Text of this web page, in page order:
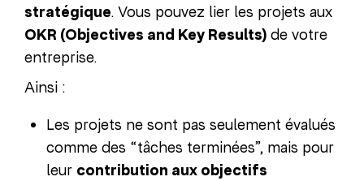
stratégique. Vous pouvez lier les projets aux
OKR (Objectives and Key Results) de votre
entreprise.
Ainsi :
Les projets ne sont pas seulement évalués
comme des “tâches terminées”, mais pour
leur contribution aux objectifs